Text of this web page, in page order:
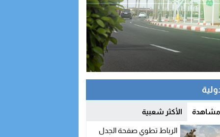
مشاهدة الأكثر شعبية
الرباط تطوي صفحة الجدل